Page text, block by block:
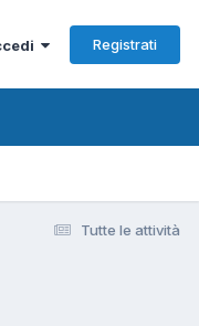
Registrati
Tutte le attività